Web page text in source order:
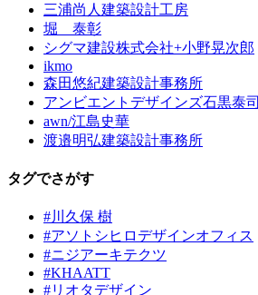
三浦尚人建築設計工房
堀 泰彰
シグマ建設株式会社+小野晃次郎
ikmo
森田悠紀建築設計事務所
アンビエントデザインズ石黒泰司
awn/江島史華
渡邉明弘建築設計事務所
タグでさがす
#川久保 樹
#アソトシヒロデザインオフィス
#ニジアーキテクツ
#KHAATT
#リオタデザイン